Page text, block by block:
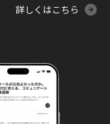
詳しくはこちら